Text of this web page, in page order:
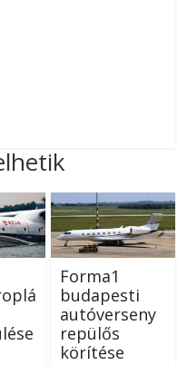
Forma1
budapesti
autóverseny
repülős
körítése